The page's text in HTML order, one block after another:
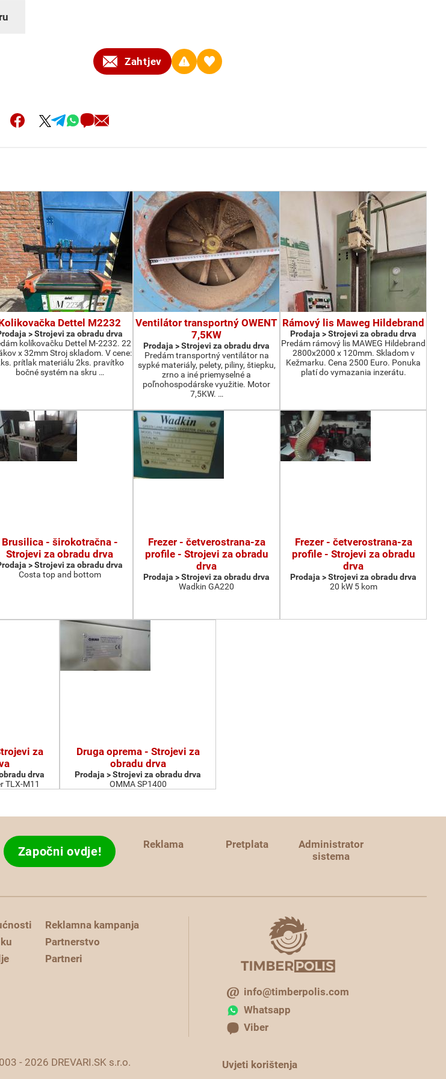
Zahtjev
Dettel M2232
> Strojevi za obradu drva
kolíkovačku Dettel M-2232. 22
x 32mm Stroj skladom. V cene:
prítlak materiálu 2ks. pravítko
bočné systém na skru …
Ventilátor transportný OWENT
7,5KW
Prodaja > Strojevi za obradu drva
Predám transportný ventilátor na
sypké materiály, pelety, piliny, štiepku,
zrno a iné priemyselné a
poľnohospodárske využitie. Motor
7,5KW. …
Rámový lis Maweg Hildebrand
Prodaja > Strojevi za obradu drva
Predám rámový lis MAWEG Hildebrand
2800x2000 x 120mm. Skladom v
Kežmarku. Cena 2500 Euro. Ponuka
platí do vymazania inzerátu.
Brusilica - širokotračna -
Strojevi za obradu drva
> Strojevi za obradu drva
Costa top and bottom
Frezer - četverostrana-za
profile - Strojevi za obradu
drva
Prodaja > Strojevi za obradu drva
Wadkin GA220
Frezer - četverostrana-za
profile - Strojevi za obradu
drva
Prodaja > Strojevi za obradu drva
20 kW 5 kom
za
drva
TLX-M11
Druga oprema - Strojevi za
obradu drva
Prodaja > Strojevi za obradu drva
OMMA SP1400
Započni ovdje! Reklama Pretplata
Administrator
sistema
Reklamna kampanja
Partnerstvo
Partneri
info@timberpolis.com
Whatsapp
Viber
- 2026 DREVARI.SK s.r.o. Uvjeti korištenja